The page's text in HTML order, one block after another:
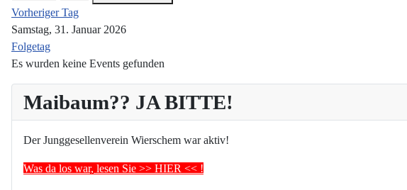
Maibaum?? JA BITTE!
Der Junggesellenverein Wierschem war aktiv!
Was da los war, lesen Sie >> HIER << !
Vorheriger Tag
Samstag, 31. Januar 2026
Folgetag
Es wurden keine Events gefunden